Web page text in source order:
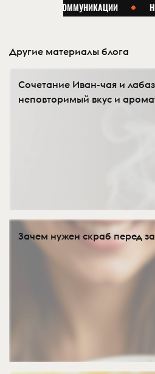
Другие материалы блога
Сочетание Иван-чая и
неповторимый вкус и
Зачем нужен скраб перед